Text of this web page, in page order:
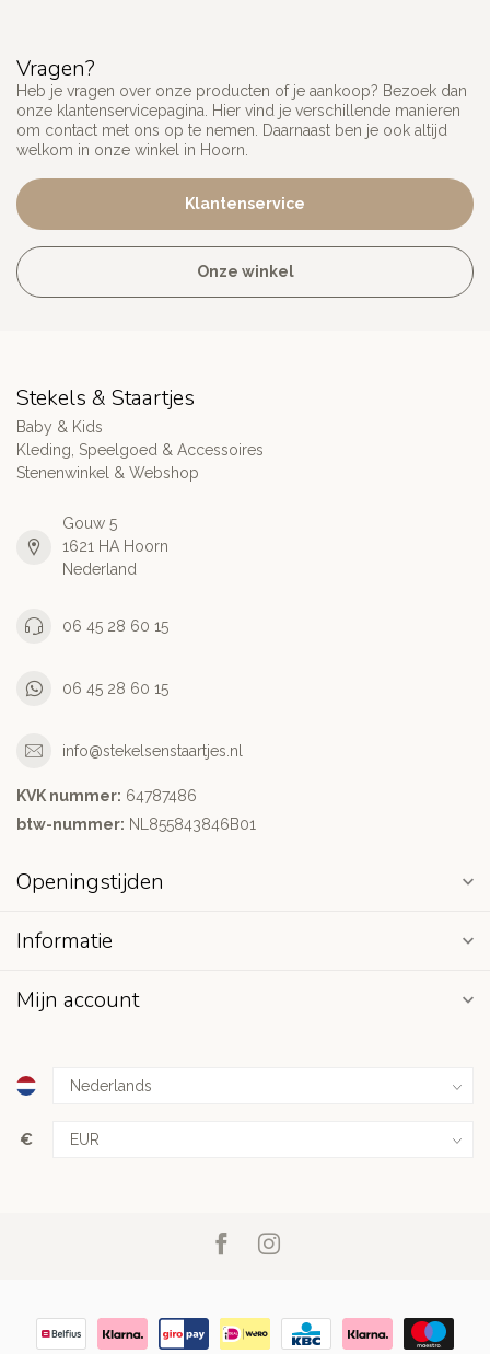
Vragen?
Heb je vragen over onze producten of je aankoop? Bezoek dan
onze klantenservicepagina. Hier vind je verschillende manieren
om contact met ons op te nemen. Daarnaast ben je ook altijd
welkom in onze winkel in Hoorn.
Klantenservice
Onze winkel
Stekels & Staartjes
Baby & Kids
Kleding, Speelgoed & Accessoires
Stenenwinkel & Webshop
Gouw 5
1621 HA Hoorn
Nederland
06 45 28 60 15
06 45 28 60 15
info@stekelsenstaartjes.nl
KVK nummer: 64787486
btw-nummer: NL855843846B01
Openingstijden
Informatie
Mijn account
€